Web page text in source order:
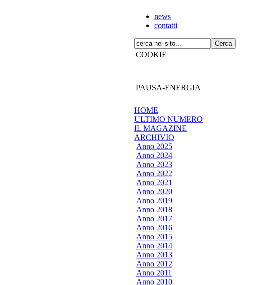
news
contatti
COOKIE
PAUSA-ENERGIA
HOME
ULTIMO NUMERO
IL MAGAZINE
ARCHIVIO
Anno 2025
Anno 2024
Anno 2023
Anno 2022
Anno 2021
Anno 2020
Anno 2019
Anno 2018
Anno 2017
Anno 2016
Anno 2015
Anno 2014
Anno 2013
Anno 2012
Anno 2011
Anno 2010